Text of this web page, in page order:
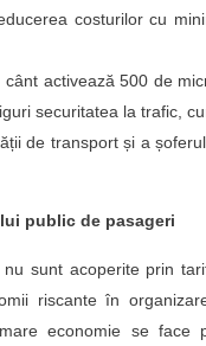
costurilor cu
activează 500 de
securitatea la trafic,
de transport și a
public de pasageri
sunt acoperite prin
riscante în
economie se face